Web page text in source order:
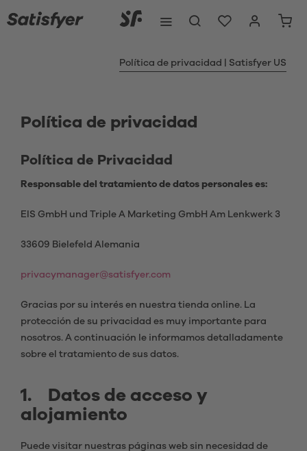
Política de privacidad | Satisfyer US
Política de privacidad
Política de Privacidad
Responsable del tratamiento de datos personales es:
EIS GmbH und Triple A Marketing GmbH Am Lenkwerk 3
33609 Bielefeld Alemania
privacymanager@satisfyer.com
Gracias por su interés en nuestra tienda online. La
protección de su privacidad es muy importante para
nosotros. A continuación le informamos detalladamente
sobre el tratamiento de sus datos.
1. Datos de acceso y
alojamiento
Puede visitar nuestras páginas web sin necesidad de